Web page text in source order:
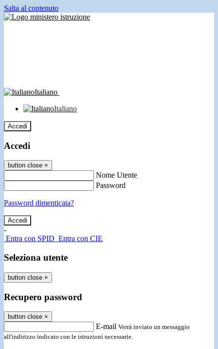
Salta al contenuto
Italiano
Italiano
Accedi
Accedi
button close ×
Nome Utente
Password
Password dimenticata?
-
Entra con SPID Entra con CIE
Seleziona utente
button close ×
Recupero password
button close ×
E-mail Verrà inviato un messaggio
all'indirizzo indicato con le istruzioni necessarie.